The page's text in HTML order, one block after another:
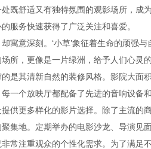
既舒适又有独特氛围的观影场所，成
服务快速获得了广泛关注和喜爱。
寓意深刻。‘小草’象征着生命的顽强
所，更像是一片绿洲，给予人们心灵
是其清新自然的装修风格。影院大
一个放映厅都配备了先进的音响设备
供更多样化的影片选择。除了主流
集地。定期举办的电影沙龙、导演见
常注重观众的个性化需求。为了满足